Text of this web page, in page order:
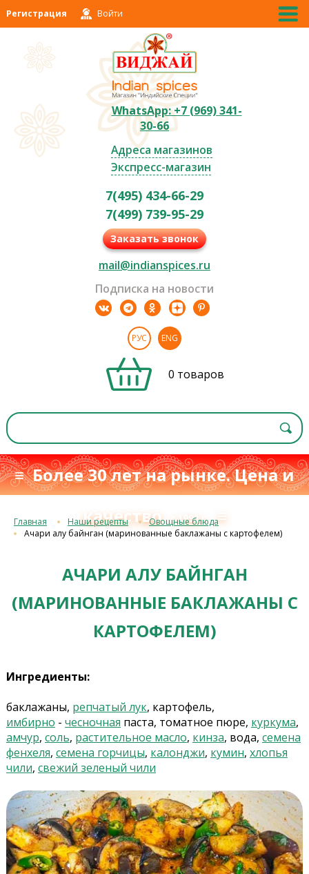
Регистрация Войти
WhatsApp: +7 (969) 341-
30-66
Адреса магазинов
Экспресс-магазин
7(495) 434-66-29
7(499) 739-95-29
Заказать звонок
mail@indianspices.ru
Подписка на новости
РУС ENG
0 товаров
≡ Более 30 лет на рынке. Цена и
качествос 1993 г.≡
Главная Наши рецепты
Овощные блюда
Ачари алу байнган (маринованные баклажаны с картофелем)
АЧАРИ АЛУ БАЙНГАН
(МАРИНОВАННЫЕ БАКЛАЖАНЫ С
КАРТОФЕЛЕМ)
Ингредиенты:
баклажаны, репчатый лук, картофель,
имбирно - чесночная паста, томатное пюре, куркума,
амчур, соль, растительное масло, кинза, вода, семена
фенхеля, семена горчицы, калонджи, кумин, хлопья
чили, свежий зеленый чили